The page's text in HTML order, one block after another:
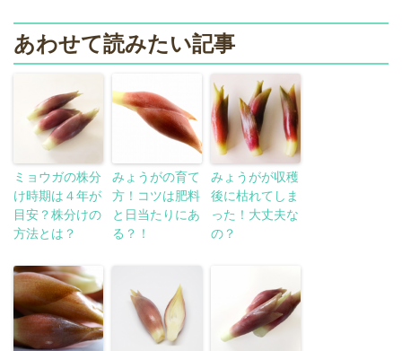
あわせて読みたい記事
ミョウガの株分
け時期は４年が
目安？株分けの
方法とは？
みょうがの育て
方！コツは肥料
と日当たりにあ
る？！
みょうがが収穫
後に枯れてしま
った！大丈夫な
の？